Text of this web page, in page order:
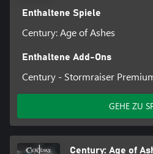
Enthaltene Spiele
Century: Age of Ashes
Enthaltene Add-Ons
Century - Stormraiser
GEHE ZU
Century: Age of